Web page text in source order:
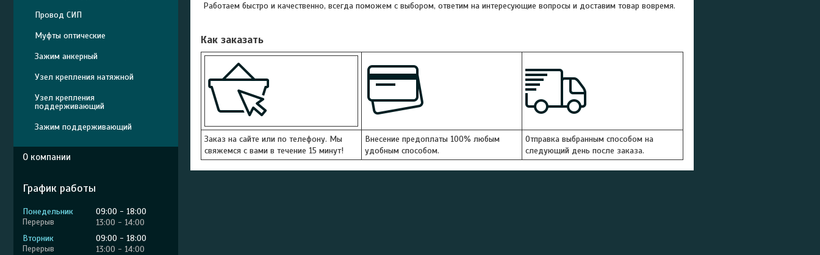
Работаем быстро и качественно, всегда поможем с выбором, ответим на интересующие вопросы и доставим товар вовремя.
Как заказать
Заказ на сайте или по телефону. Мы
свяжемся с вами в течение 15 минут!
Внесение предоплаты 100% любым
удобным способом.
Отправка выбранным способом на
следующий день после заказа.
Провод СИП
Муфты оптические
Зажим анкерный
Узел крепления натяжной
Узел крепления
поддерживающий
Зажим поддерживающий
О компании
График работы
Понедельник 09:00
18:00
13:00
14:00
Вторник
09:00
18:00
13:00
14:00